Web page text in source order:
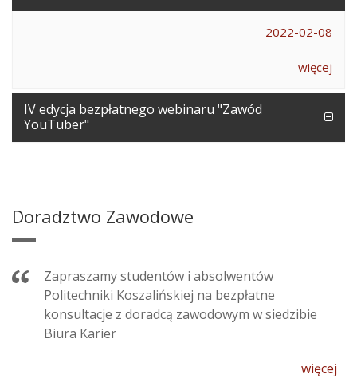
2022-02-08
więcej
IV edycja bezpłatnego webinaru "Zawód
YouTuber"
Doradztwo Zawodowe
Zapraszamy studentów i absolwentów
Politechniki Koszalińskiej na bezpłatne
konsultacje z doradcą zawodowym w siedzibie
Biura Karier
więcej